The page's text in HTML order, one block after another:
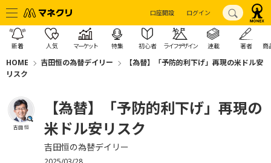
口座開設 ログイン
新着 人気 マーケット 特集 初心者 ライフデザイン 連載 著者 商
HOME 吉田恒の為替デイリー
【為替】「予防的利下げ」再現の米ドル安
リスク
吉田 恒
【為替】「予防的利下げ」再現の
米ドル安リスク
吉田恒の為替デイリー